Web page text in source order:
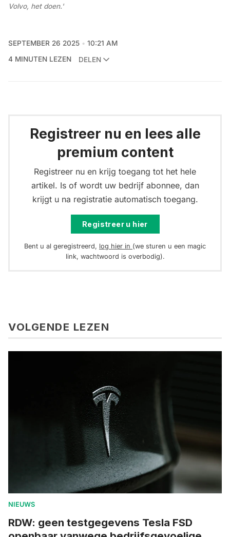
Volvo, het doen.'
SEPTEMBER 26 2025
10:21 AM
4 MINUTEN LEZEN
DELEN
Registreer nu en lees alle
premium content
Registreer nu en krijg toegang tot het hele
artikel. Is of wordt uw bedrijf abonnee, dan
krijgt u na registratie automatisch toegang.
Registreer u hier
Bent u al geregistreerd, log hier in (we sturen u een magic
link, wachtwoord is overbodig).
VOLGENDE LEZEN
NIEUWS
RDW: geen testgegevens Tesla FSD